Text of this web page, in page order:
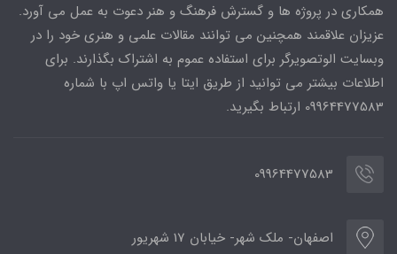
همکاری در پروژه ها و گسترش فرهنگ و هنر دعوت به عمل می آورد.
عزیزان علاقمند همچنین می توانند مقالات علمی و هنری خود را در
وبسایت الوتصویرگر برای استفاده عموم به اشتراک بگذارند. برای
اطلاعات بیشتر می توانید از طریق ایتا یا واتس اپ با شماره
09964477583 ارتباط بگیرید.
09964477583
اصفهان- ملک شهر- خیابان 17 شهریور